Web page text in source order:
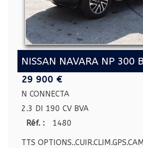
NISSAN NAVARA NP 300
29 900 €
N CONNECTA
2.3 DI 190 CV BVA
Réf. :
1480
TTS